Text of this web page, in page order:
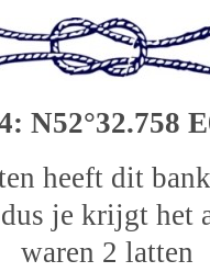
N52°32.758
heeft dit
je krijgt het
waren 2 latten